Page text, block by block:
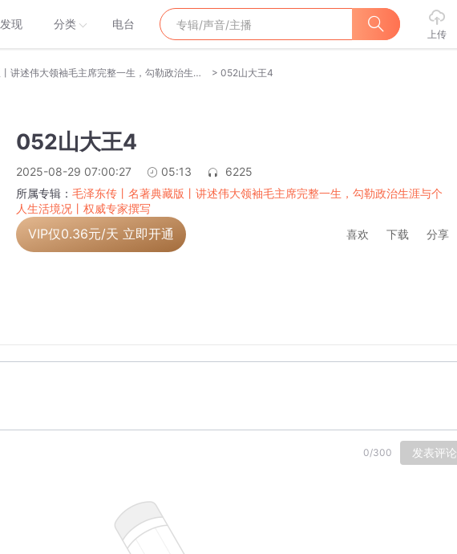
发现 分类 电台
上传
毛泽东传丨名著典藏版丨讲述伟大领袖毛主席完整一生，勾勒政治生涯与个人生活境况丨权威专家撰写 > 052山大王4
052山大王4
2025-08-29 07:00:27 05:13
6225
所属专辑： 毛泽东传丨名著典藏版丨讲述伟大领袖毛主席完整一生，勾勒政治生涯与个
人生活境况丨权威专家撰写
VIP仅0.36元/天 立即开通 喜欢 下载 分享
0/300 发表评论